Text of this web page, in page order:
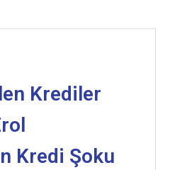
Krediler
Kredi Şoku